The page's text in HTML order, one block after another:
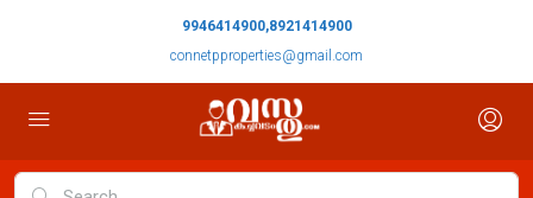
9946414900,8921414900
connetpproperties@gmail.com